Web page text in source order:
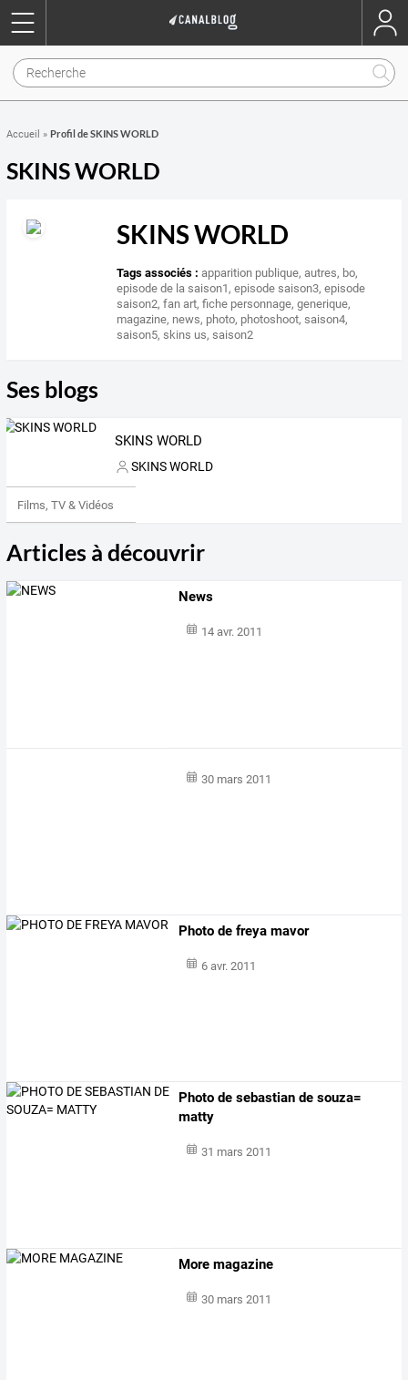
Accueil » Profil de SKINS WORLD
SKINS WORLD
SKINS WORLD
Tags associés : apparition publique,autres, bo,
episode de la saison1,episode saison3,episode
saison2,fan art,fiche personnage,generique,
magazine, news, photo, photoshoot,saison4,
saison5,skins us,saison2
Ses blogs
SKINS WORLD
SKINS WORLD
Films, TV & Vidéos
Articles à découvrir
News
14 avr. 2011
30 mars 2011
Photo de freya mavor
6 avr. 2011
Photo de sebastian de souza=
matty
31 mars 2011
More magazine
30 mars 2011